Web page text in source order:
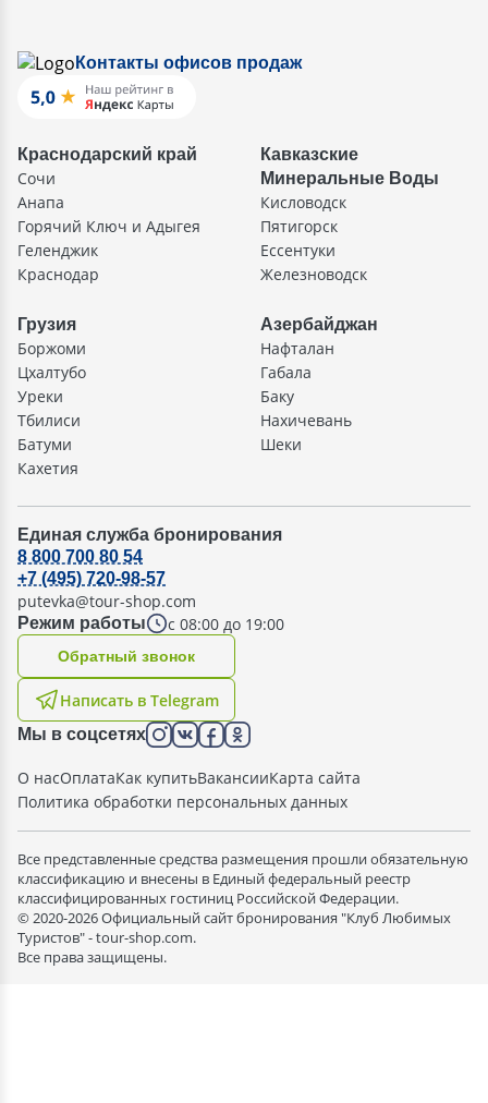
Контакты офисов продаж
Краснодарский край
Сочи
Анапа
Горячий Ключ и Адыгея
Геленджик
Краснодар
Кавказские
Минеральные Воды
Кисловодск
Пятигорск
Ессентуки
Железноводск
Грузия
Боржоми
Цхалтубо
Уреки
Тбилиси
Батуми
Кахетия
Азербайджан
Нафталан
Габала
Баку
Нахичевань
Шеки
Единая служба бронирования
Режим работы с 08:00 до 19:00
8 800 700 80 54
+7 (495) 720-98-57
putevka@tour-shop.com
Написать в Telegram
Oбратный звонок
Мы в соцсетях
О насОплатаКак купитьВакансииКарта сайта
Политика обработки персональных данных
Все представленные средства размещения прошли обязательную
классификацию и внесены в Единый федеральный реестр
классифицированных гостиниц Российской Федерации.
© 2020-2026 Официальный сайт бронирования "Клуб Любимых
Туристов" - tour-shop.com.
Все права защищены.